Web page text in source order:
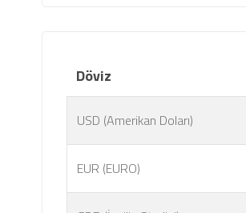
Döviz
USD (Amerikan Doları)
EUR (EURO)